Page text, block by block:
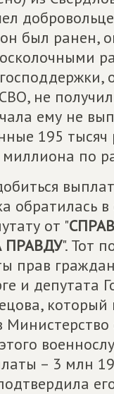
был ранен,
не
ему не
195 тысяч
по
обратилась в
от "
ПРАВДУ". Тот
прав
и депутата
который
Министерство
– 3 млн